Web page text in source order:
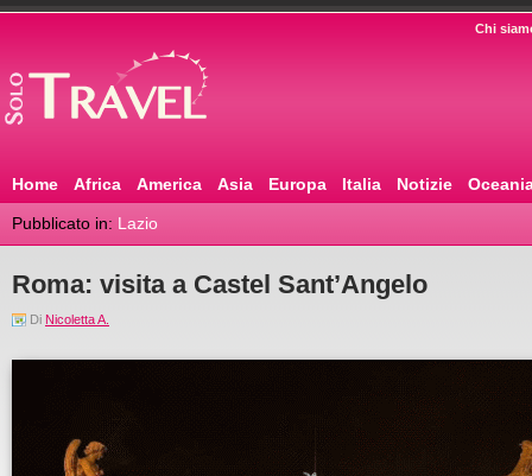
Chi
Home Africa America Asia Europa Italia Notizie
Pubblicato in: Lazio
Roma: visita a Castel Sant’Angelo
Di Nicoletta A.